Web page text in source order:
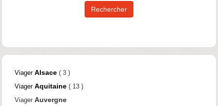
Viager Alsace( 3 )
Viager Aquitaine( 13 )
Viager Auvergne